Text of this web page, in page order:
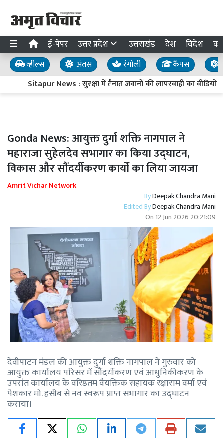
ई-पेपर उत्तर प्रदेश उत्तराखंड देश विदेश
व्हील्स अंतस रंगोली कैंपस
Sitapur News : सुरक्षा में तैनात जवानों की लापरवाही का
Gonda News: आयुक्त दुर्गा शक्ति नागपाल ने
महाराजा सुहेलदेव सभागार का किया उद्घाटन,
विकास और सौंदर्यीकरण कार्यों का लिया जायजा
Amrit Vichar Network
ByDeepak Chandra Mani
Edited ByDeepak Chandra Mani
On 12 Jun 2026 20:21:09
देवीपाटन मंडल की आयुक्त दुर्गा शक्ति नागपाल ने गुरुवार को
आयुक्त कार्यालय परिसर में सौंदर्यीकरण एवं आधुनिकीकरण के
उपरांत कार्यालय के वरिष्ठतम वैयक्तिक सहायक रक्षाराम वर्मा एवं
पेशकार मो. हसीब से नव स्वरूप प्राप्त सभागार का उद्घाटन
कराया।